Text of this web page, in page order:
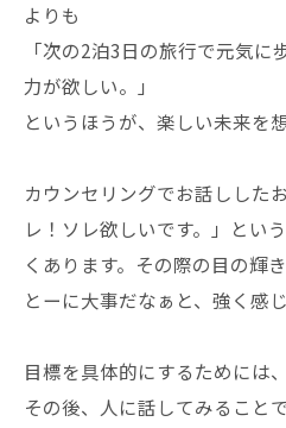
よりも
「次の2泊3日の旅行で元気
力が欲しい。」
というほうが、楽しい未来を
カウンセリングでお話しした
レ！ソレ欲しいです。」とい
くあります。その際の目の輝
とーに大事だなぁと、強く感じ
目標を具体的にするためには
その後、人に話してみること